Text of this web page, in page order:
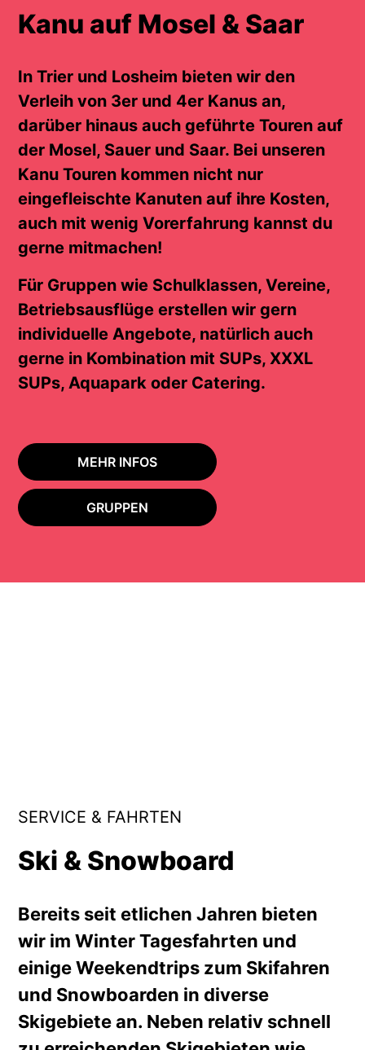
Kanu auf Mosel & Saar
In Trier und Losheim bieten wir den
Verleih von 3er und 4er Kanus an,
darüber hinaus auch geführte Touren auf
der Mosel, Sauer und Saar. Bei unseren
Kanu Touren kommen nicht nur
eingefleischte Kanuten auf ihre Kosten,
auch mit wenig Vorerfahrung kannst du
gerne mitmachen!
Für Gruppen wie Schulklassen, Vereine,
Betriebsausflüge erstellen wir gern
individuelle Angebote, natürlich auch
gerne in Kombination mit SUPs, XXXL
SUPs, Aquapark oder Catering.
MEHR INFOS
GRUPPEN
SERVICE & FAHRTEN
Ski & Snowboard
Bereits seit etlichen Jahren bieten
wir im Winter Tagesfahrten und
einige Weekendtrips zum Skifahren
und Snowboarden in diverse
Skigebiete an. Neben relativ schnell